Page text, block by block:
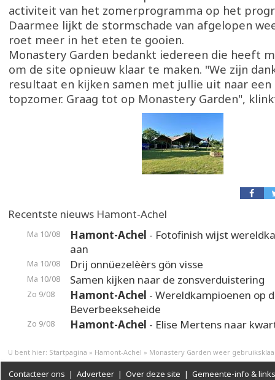
activiteit van het zomerprogramma op het
Daarmee lijkt de stormschade van afgelopen
roet meer in het eten te gooien.
Monastery Garden bedankt iedereen die heeft
om de site opnieuw klaar te maken. "We zijn
resultaat en kijken samen met jullie uit naar een
topzomer. Graag tot op Monastery Garden",
Recentste nieuws Hamont-Achel
Ma 10/08 Hamont-Achel - Fotofinish wijst
aan
Ma 10/08 Drij onnüezelèèrs gön visse
Ma 10/08 Samen kijken naar de zonsverduistering
Zo 9/08 Hamont-Achel - Wereldkampioenen op
Beverbeekseheide
Zo 9/08 Hamont-Achel - Elise Mertens naar
U bent hier: Startpagina » Hamont-Achel » Monastery Garden weer
Contacteer ons | Adverteer | Over deze site | Gemeente-info & links